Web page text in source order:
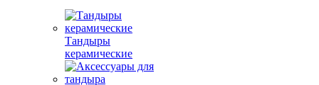
Тандыры
керамические